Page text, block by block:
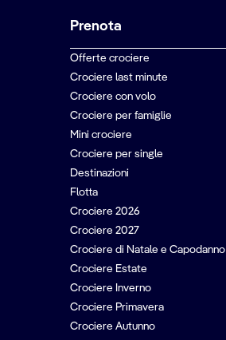
Prenota
Offerte crociere
Crociere last minute
Crociere con volo
Crociere per famiglie
Mini crociere
Crociere per single
Destinazioni
Flotta
Crociere 2026
Crociere 2027
Crociere di Natale e Capodanno
Crociere Estate
Crociere Inverno
Crociere Primavera
Crociere Autunno